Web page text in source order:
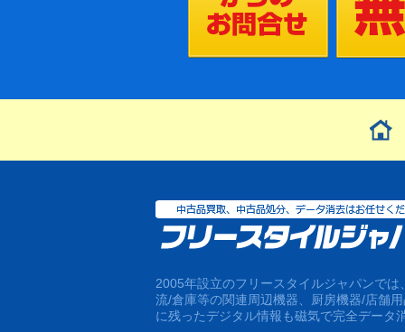
2005年設立のフリースタイルジャパンで
流/倉庫等の関連周辺機器、厨房機器/店舗
に残ったデジタル情報も磁気で完全データ